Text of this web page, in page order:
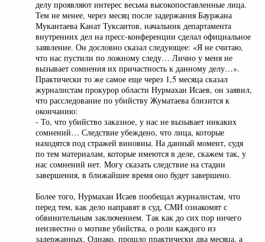
делу проявляют интерес весьма высокопоставленные лица.
Тем не менее, через месяц после задержания Бауржана
Мукантаева Канат Туксаитов, начальник департамента
внутренних дел на пресс-конференции сделал официальное
заявление. Он дословно сказал следующее: «Я не считаю,
что нас пустили по ложному следу… Лично у меня не
вызывает сомнения их причастность к данному делу…».
Практически то же самое еще через 1,5 месяца сказал
журналистам прокурор области Нурмахан Исаев, он заявил,
что расследование по убийству Жуматаева близится к
окончанию:
- То, что убийство заказное, у нас не вызывает никаких
сомнений… Следствие убеждено, что лица, которые
находятся под стражей виновны. На данный момент, судя
по тем материалам, которые имеются в деле, скажем так, у
нас сомнений нет. Могу сказать следствие на стадии
завершения, в ближайшее время оно будет завершено.
Более того, Нурмахан Исаев пообещал журналистам, что
перед тем, как дело направят в суд, СМИ ознакомят с
обвинительным заключением. Так как до сих пор ничего
неизвестно о мотиве убийства, о роли каждого из
задержанных. Однако, прошло практически два месяца, а